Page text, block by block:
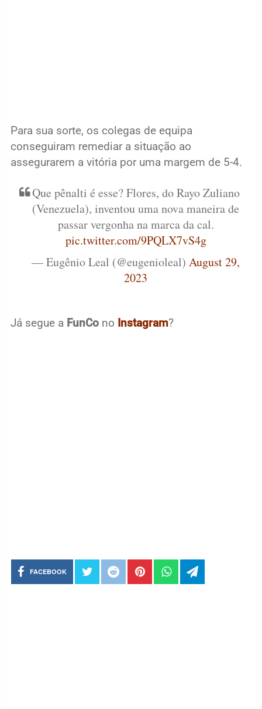
Para sua sorte, os colegas de equipa
conseguiram remediar a situação ao
assegurarem a vitória por uma margem de 5-4.
Que pênalti é esse? Flores, do Rayo Zuliano
(Venezuela), inventou uma nova maneira de
passar vergonha na marca da cal.
pic.twitter.com/9PQLX7vS4g
— Eugênio Leal (@eugenioleal)August 29,
2023
Já segue a FunCono Instagram?
FACEBOOK